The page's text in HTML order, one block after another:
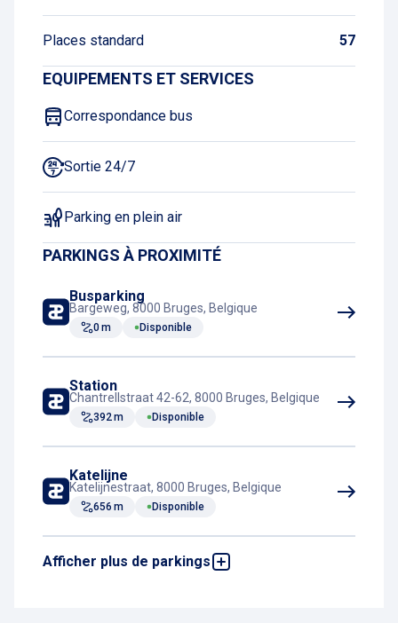
Places standard 57
EQUIPEMENTS ET SERVICES
Correspondance bus
Sortie 24/7
Parking en plein air
PARKINGS À PROXIMITÉ
Busparking
Bargeweg, 8000 Bruges, Belgique
0 m Disponible
Station
Chantrellstraat 42-62, 8000 Bruges, Belgique
392 m Disponible
Katelijne
Katelijnestraat, 8000 Bruges, Belgique
656 m Disponible
Afficher plus de parkings
Oesterparking